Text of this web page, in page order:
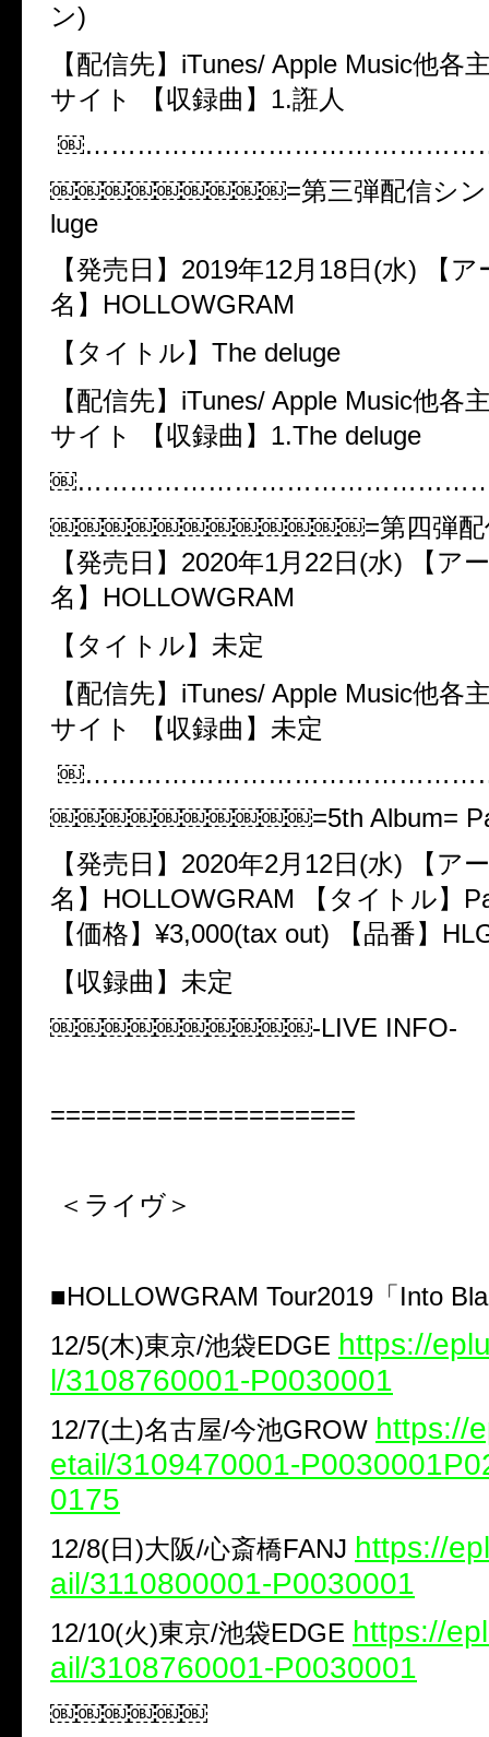
ン)
【配信先】​iTunes/ Apple Music他各
サイト 【収録曲】​1.誑人
￼￼￼￼￼￼￼￼￼=第三弾配信シン
luge
【発売日】​2019年12月18日(水) 【
名】​HOLLOWGRAM
【タイトル】​The deluge
【配信先】​iTunes/ Apple Music他各
サイト 【収録曲】​1.​The deluge
￼￼￼￼￼￼￼￼￼￼￼￼=第四弾配信
【発売日】​2020年1月22日(水) 【ア
名】​HOLLOWGRAM
【タイトル】​未定
【配信先】​iTunes/ Apple Music他各
サイト 【収録曲】​未定
￼￼￼￼￼￼￼￼￼￼=5th Album=
【発売日】​2020年2月12日(水) 【ア
名】​HOLLOWGRAM 【タイトル】​
【価格】​¥3,000(tax out) 【品番】​
【収録曲】​未定
￼￼￼￼￼￼￼￼￼￼-LIVE INFO-
====================
＜ライヴ＞
■​HOLLOWGRAM Tour2019「Into
12/5(木)東京/池袋EDGE https://
l/3108760001-P0030001
12/7(土)名古屋/今池GROW https://
etail/3109470001-
0175
12/8(日)大阪/心斎橋FANJ https://
ail/3110800001-P0030001
12/10(火)東京/池袋EDGE https://
ail/3108760001-P0030001
￼￼￼￼￼￼